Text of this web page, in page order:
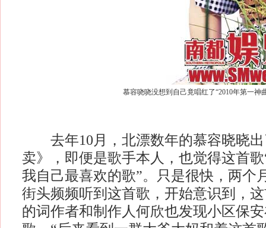
慕容哓哓没想到自己竟唱红了“2010年第一神
去年10月，北漂数年的慕容晓晓出
卖》，即便是歌手本人，也觉得这首
我自己最喜欢的歌”。只是很快，两个
街头频频听到这首歌，开始意识到，
的词作者和制作人何欣也发现小区保